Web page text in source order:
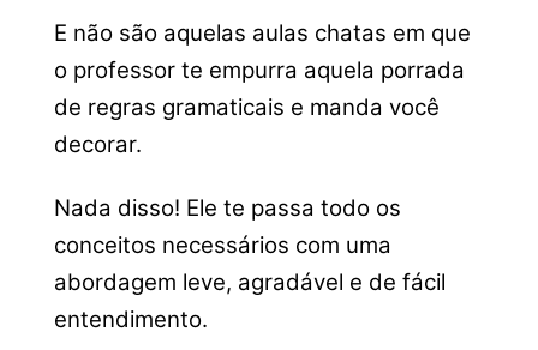
E não são aquelas aulas chatas em que
o professor te empurra aquela porrada
de regras gramaticais e manda você
decorar.
Nada disso! Ele te passa todo os
conceitos necessários com uma
abordagem leve, agradável e de fácil
entendimento.